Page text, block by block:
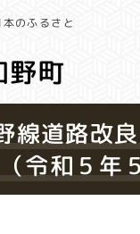
のふるさと
線道路改
令和５年